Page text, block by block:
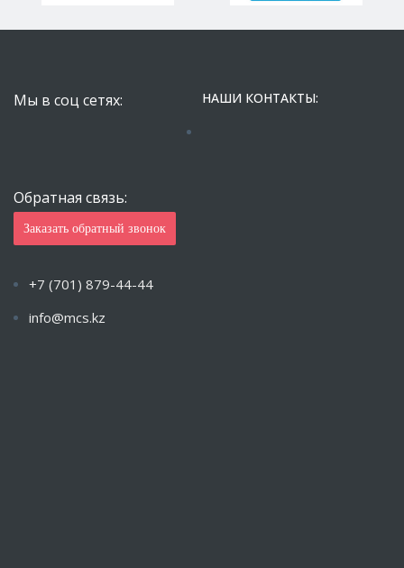
Мы в соц сетях:
Обратная связь:
Заказать обратный звонок
НАШИ КОНТАКТЫ:
+7 (701) 879-44-44
info@mcs.kz